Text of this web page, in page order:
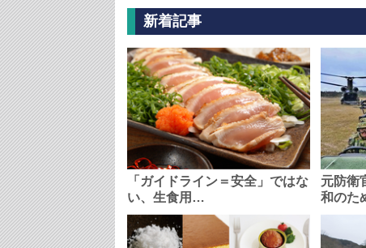
新着記事
「ガイドライン＝安全」ではな
い、生食用…
元防衛
和のた